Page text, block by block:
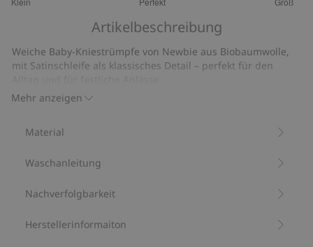
von
9
Bewertungen
Artikelbeschreibung
Mehr anzeigen
Weiche Baby-Kniestrümpfe von Newbie aus Biobaumwolle,
mit Satinschleife als klassisches Detail – perfekt für den
Mit 81 % Biobaumwolle.
Artikelnummer
Material
Waschanleitung
Nachverfolgbarkeit
Herstellerinformaiton